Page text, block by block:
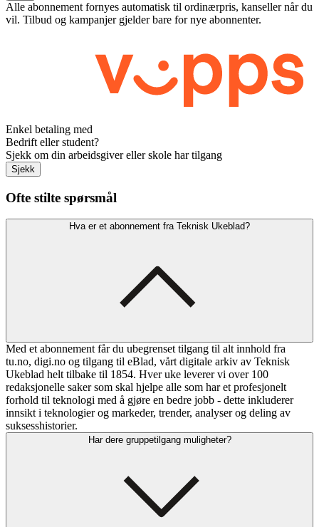
Alle abonnement fornyes automatisk til ordinærpris, kanseller når du
vil. Tilbud og kampanjer gjelder bare for nye abonnenter.
Enkel betaling med
Bedrift eller student?
Sjekk om din arbeidsgiver eller skole har tilgang
Sjekk
Ofte stilte spørsmål
Hva er et abonnement fra Teknisk Ukeblad?
Med et abonnement får du ubegrenset tilgang til alt innhold fra
tu.no, digi.no og tilgang til eBlad, vårt digitale arkiv av Teknisk
Ukeblad helt tilbake til 1854. Hver uke leverer vi over 100
redaksjonelle saker som skal hjelpe alle som har et profesjonelt
forhold til teknologi med å gjøre en bedre jobb - dette inkluderer
innsikt i teknologier og markeder, trender, analyser og deling av
suksesshistorier.
Har dere gruppetilgang muligheter?